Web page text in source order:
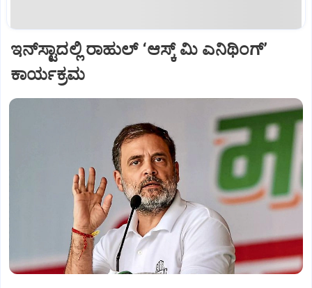
ಇನ್‌ಸ್ಟಾದಲ್ಲಿ ರಾಹುಲ್ ‘ಆಸ್ಕ್‌ ಮಿ ಎನಿಥಿಂಗ್‌’
ಕಾರ್ಯಕ್ರಮ